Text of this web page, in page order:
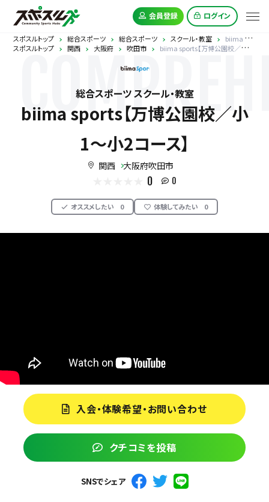
会員登録 ログイン
スポスルトップ 総合スポーツ 総合スポーツ スクール・教室
biima sports【万博公園校／小1〜小2コース】
スポスルトップ
関西 大阪府 吹田市 biima sports【万博公園校／小1〜小2コース】
総合スポーツ スクール・教室
biima sports【万博公園校／小
1〜小2コース】
関西 大阪府吹田市
0 0
オススメしたい 0 体験してみたい 0
入会・体験希望・お問い合わせ
クチコミを投稿
SNSでシェア